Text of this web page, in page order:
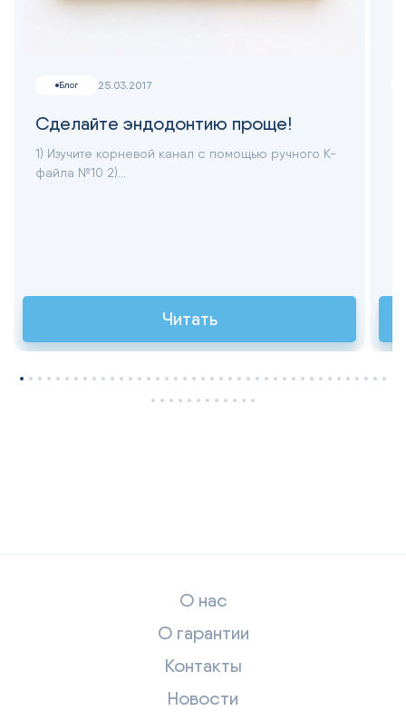
Блог 25.03.2017
Сделайте эндодонтию проще!
1) Изучите корневой канал с помощью ручного К-
файла №10 2)...
Читать
О нас
О гарантии
Контакты
Новости